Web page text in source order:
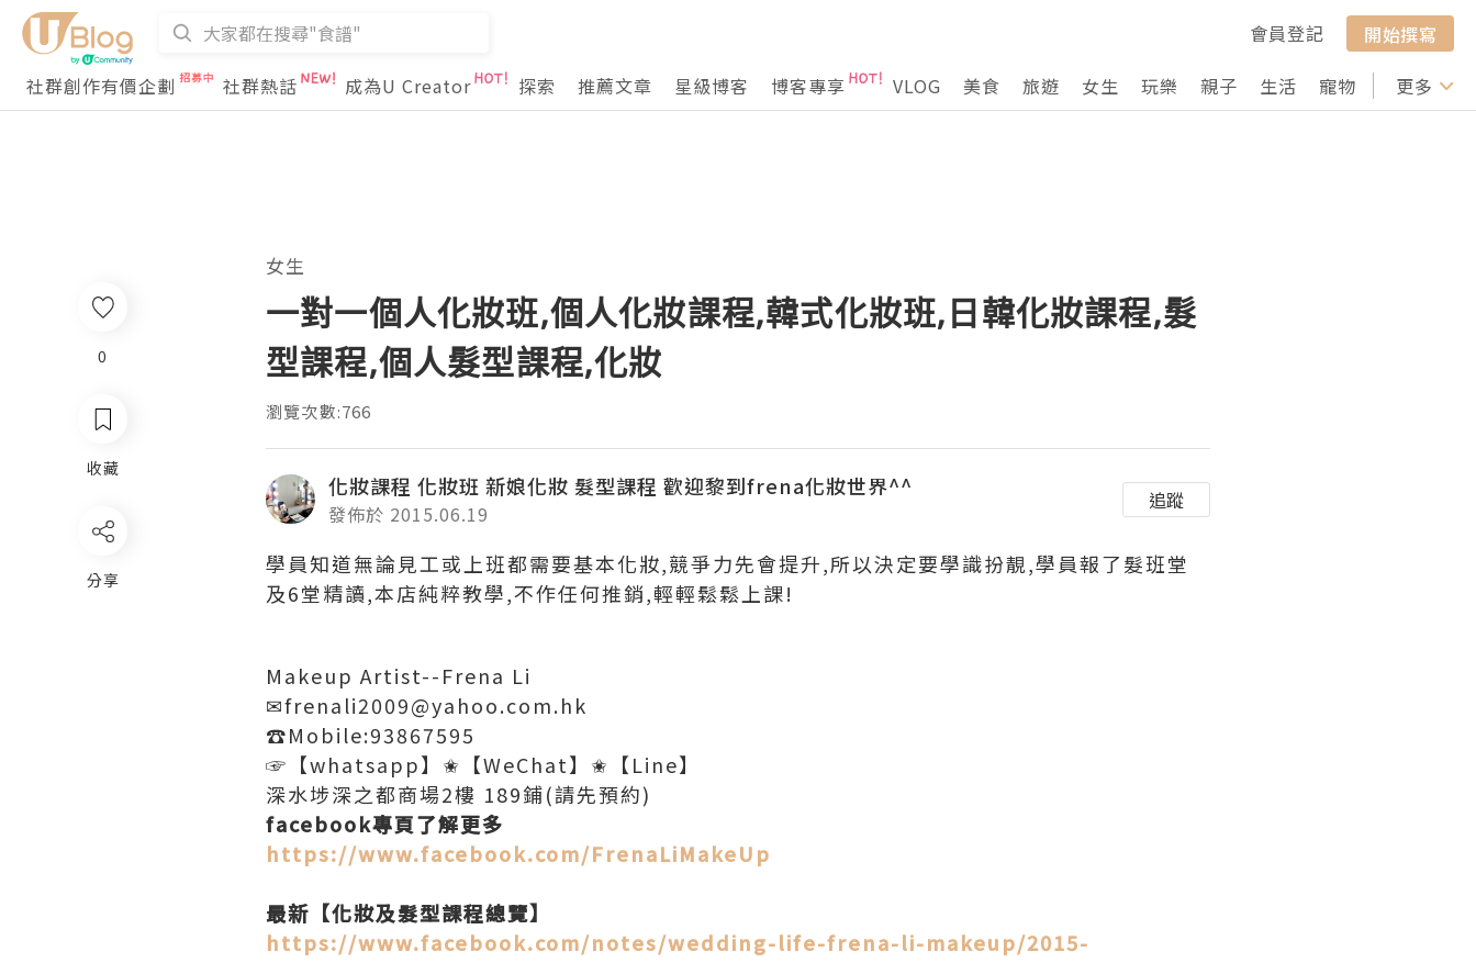
會員登記
開始撰寫
社群創作有價企劃
社群熱話 成為U Creator 探索 推薦文章 星級博客 博客專享 VLOG 美食 旅遊 女生 玩樂 親子 生活 寵物 行山 打卡
更多
女生
一對一個人化妝班,個人化妝課程,韓式化妝班,日韓化妝課程,髮
型課程,個人髮型課程,化妝
瀏覽次數:766
化妝課程 化妝班 新娘化妝 髮型課程 歡迎黎到frena化妝世界^^
發佈於 2015.06.19
追蹤
學員知道無論見工或上班都需要基本化妝,競爭力先會提升,所以決定要學識扮靚,學員報了髮班堂
及6堂精讀,本店純粹教學,不作任何推銷,輕輕鬆鬆上課!
Makeup Artist--Frena Li
✉frenali2009@yahoo.com.hk
☎Mobile:93867595
☞【whatsapp】✬【WeChat】✬【Line】
深水埗深之都商場2樓 189鋪(請先預約)
facebook專頁了解更多
https://www.facebook.com/FrenaLiMakeUp
最新【化妝及髮型課程總覽】
https://www.facebook.com/notes/wedding-life-frena-li-makeup/2015-
0
收藏
分享